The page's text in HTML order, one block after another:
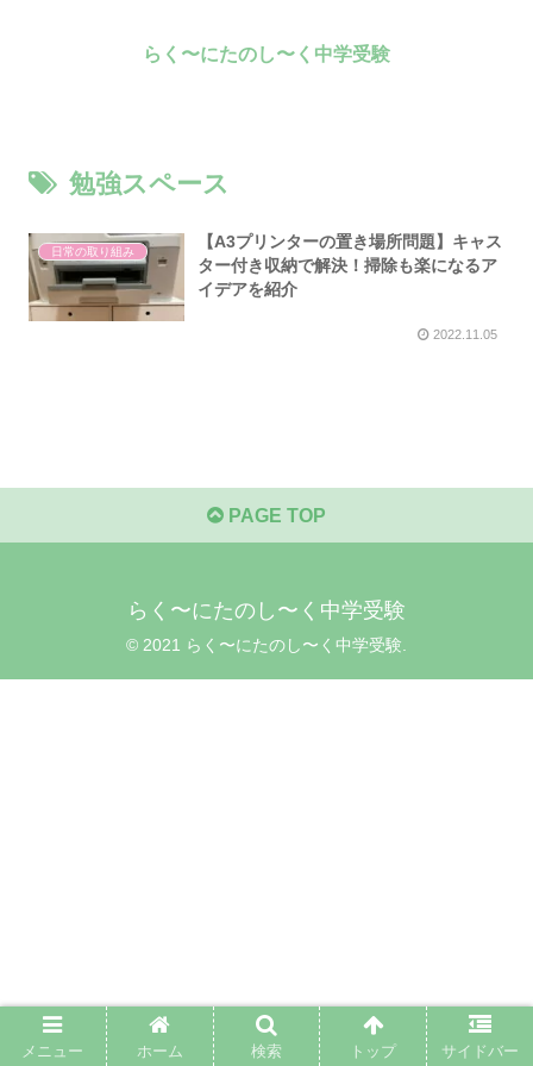
らく〜にたのし〜く中学受験
勉強スペース
日常の取り組み
【A3プリンターの置き場所問題】キャス
ター付き収納で解決！掃除も楽になるア
イデアを紹介
2022.11.05
PAGE TOP
らく〜にたのし〜く中学受験
© 2021 らく〜にたのし〜く中学受験.
メニュー ホーム 検索 トップ サイドバー